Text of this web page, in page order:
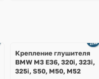
Крепление глушителя
BMW M3 E36, 320i, 323i,
325i, S50, M50, M52